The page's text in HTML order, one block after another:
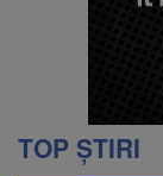
TOP ȘTIRI